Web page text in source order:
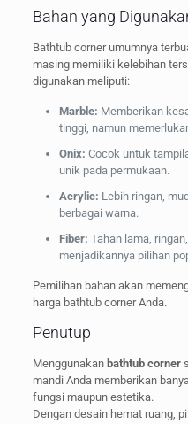
Bahan yang
Bathtub corner umumnya
masing memiliki kelebihan
digunakan meliputi:
Marble: Memberikan
tinggi, namun
Onix: Cocok untuk
unik pada permukaan.
Acrylic: Lebih ringan,
berbagai warna.
Fiber: Tahan lama,
menjadikannya pilihan
Pemilihan bahan akan
harga bathtub corner Anda.
Penutup
Menggunakan bathtub corner
mandi Anda memberikan
fungsi maupun estetika.
Dengan desain hemat ruang,